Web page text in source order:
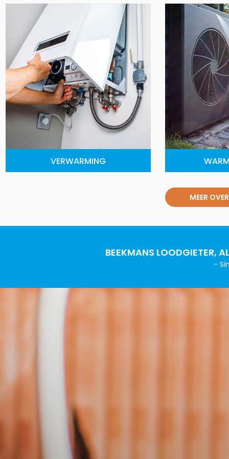
VERWARMING
MEER
BEEKMANS LOODGIETER,
-